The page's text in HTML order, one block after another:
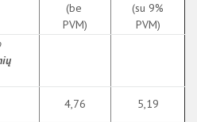
(be
PVM)
(su 9%
PVM)
4,76 5,19